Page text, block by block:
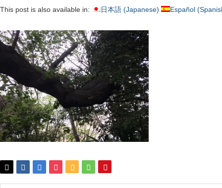
This post is also available in: 日本語 (Japanese) Español (